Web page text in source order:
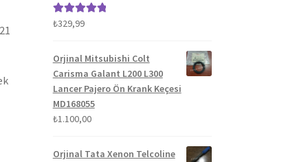
5 üzerinden
₺329,99
Orjinal Mitsubishi Colt
Carisma Galant L200 L300
Lancer Pajero Ön Krank Keçesi
MD168055
₺1.100,00
Orjinal Tata Xenon Telcoline